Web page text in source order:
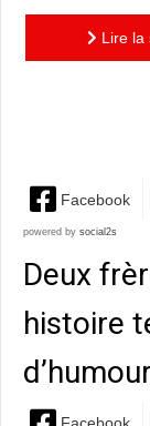
Lire la
Facebook
powered by social2s
Deux
histoire